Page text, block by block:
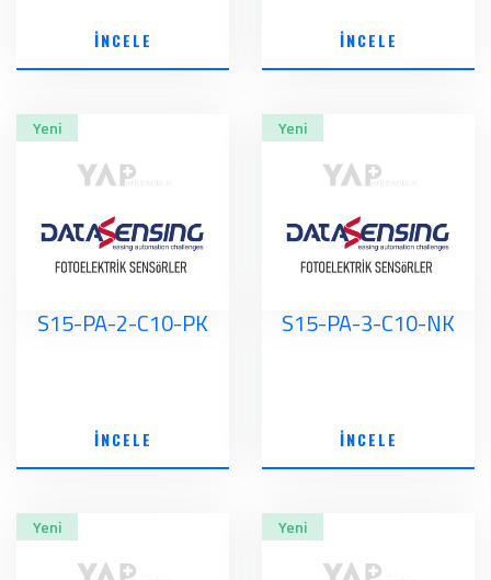
İNCELE İNCELE
Yeni
S15-PA-2-C10-PK
İNCELE
Yeni
S15-PA-3-C10-NK
İNCELE
Yeni Yeni